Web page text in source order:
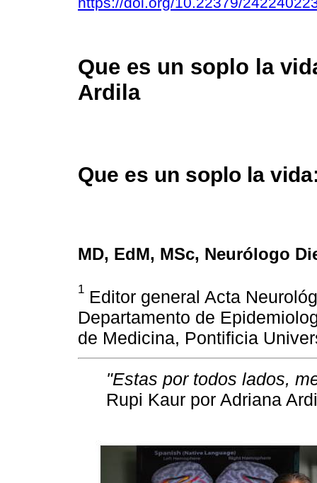
Que es un soplo la
Ardila
Que es un soplo la
MD, EdM, MSc, Neurólogo
1 Editor general Acta
Departamento de
de Medicina, Pontificia
"Estas por todos lados,
Rupi Kaur por Adriana